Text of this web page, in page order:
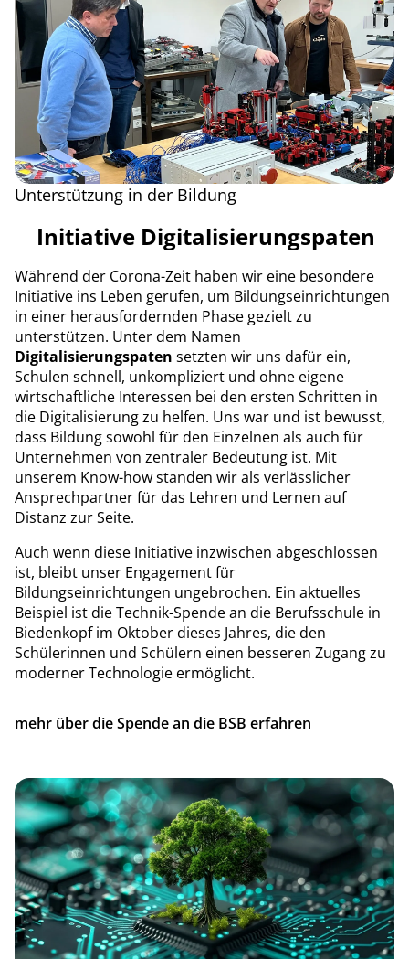
Unterstützung in der Bildung
Initiative Digitalisierungspaten
Während der Corona-Zeit haben wir eine besondere
Initiative ins Leben gerufen, um Bildungseinrichtungen
in einer herausfordernden Phase gezielt zu
unterstützen. Unter dem Namen
Digitalisierungspaten setzten wir uns dafür ein,
Schulen schnell, unkompliziert und ohne eigene
wirtschaftliche Interessen bei den ersten Schritten in
die Digitalisierung zu helfen. Uns war und ist bewusst,
dass Bildung sowohl für den Einzelnen als auch für
Unternehmen von zentraler Bedeutung ist. Mit
unserem Know-how standen wir als verlässlicher
Ansprechpartner für das Lehren und Lernen auf
Distanz zur Seite.
Auch wenn diese Initiative inzwischen abgeschlossen
ist, bleibt unser Engagement für
Bildungseinrichtungen ungebrochen. Ein aktuelles
Beispiel ist die Technik-Spende an die Berufsschule in
Biedenkopf im Oktober dieses Jahres, die den
Schülerinnen und Schülern einen besseren Zugang zu
moderner Technologie ermöglicht.
mehr über die Spende an die BSB erfahren